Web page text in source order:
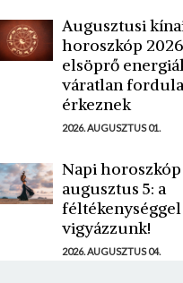
Augusztusi
horoszkóp
elsöprő
váratlan
érkeznek
2026. AUGUSZTUS 01.
Napi horoszkóp
augusztus 5: a
féltékenységgel
vigyázzunk!
2026. AUGUSZTUS 04.